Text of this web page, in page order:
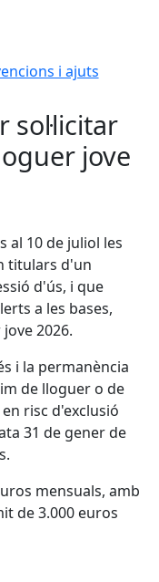
i ajuts
jove
al 10 de juliol les
titulars d'un
d'ús, i que
a les bases,
2026.
i la permanència
de lloguer o de
risc d'exclusió
31 de gener de
mensuals, amb
de 3.000 euros